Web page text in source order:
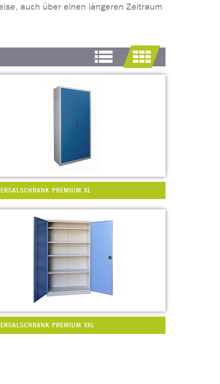
auch über einen längeren Zeitraum
Standardansicht
PREMIUM XL
PREMIUM XXL